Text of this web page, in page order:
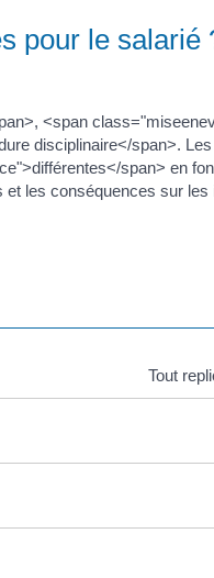
pour le salarié
<span
disciplinaire</span>.
span> en
les conséquences sur les
Tout